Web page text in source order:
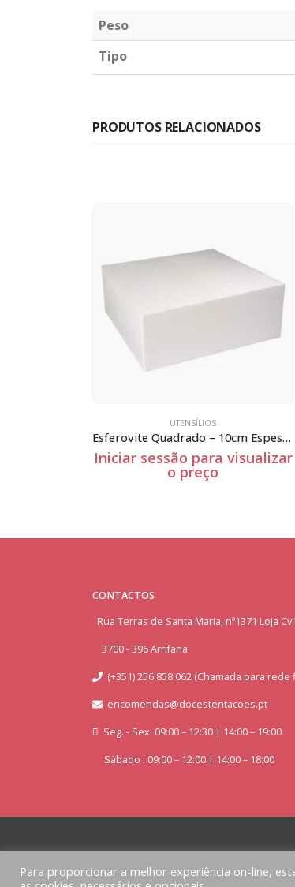
Peso
Tipo
PRODUTOS RELACIONADOS
UTENSÍLIOS
Esferovite Redondo – 4cm Espessura
Iniciar sessão para visualizar
o preço
CONTACTOS
Rua Terras de Santa Maria, nº1371 Loja Cv
3700 - 396 Arrifana
(+351) 256 858 062 (Chamada para rede
encomendas@docestentacoes.pt
Seg. - Sex. 09:00 – 12:30 | 14:00 – 19:00
Sábado : 09:00 – 12:00 | 14:00 – 18:00
Para proporcionar a melhor experiência on-line,